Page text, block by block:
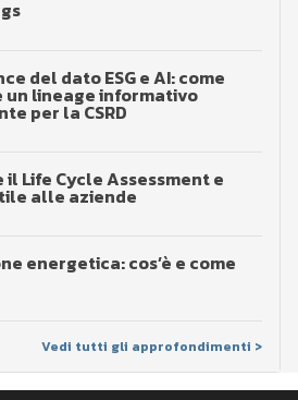
del dato ESG e AI: come
lineage informativo
per la CSRD
il Life Cycle Assessment e
alle aziende
energetica: cos’è e come
Vedi tutti gli approfondimenti >